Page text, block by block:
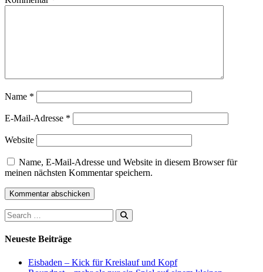
Name *
E-Mail-Adresse *
Website
Name, E-Mail-Adresse und Website in diesem Browser für
meinen nächsten Kommentar speichern.
Search
Neueste Beiträge
Eisbaden – Kick für Kreislauf und Kopf